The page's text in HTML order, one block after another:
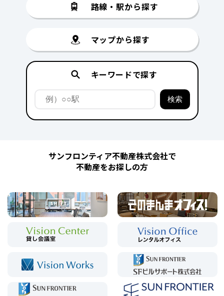
路線・駅から探す
マップから探す
キーワードで探す
サンフロンティア不動産株式会社で
不動産をお探しの方